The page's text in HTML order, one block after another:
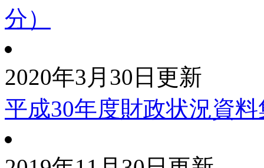
分）
2020年3月30日更新
平成30年度財政状況資料